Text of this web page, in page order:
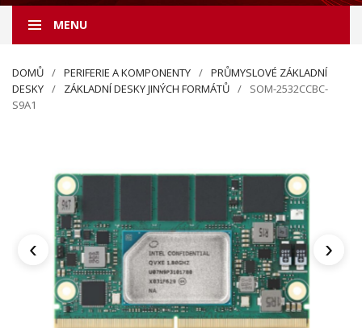
MENU
DOMŮ PERIFERIE A KOMPONENTY
PRŮMYSLOVÉ ZÁKLADNÍ
DESKY
ZÁKLADNÍ DESKY JINÝCH FORMÁTŮ
SOM-2532CCBC-
S9A1
‹ ›